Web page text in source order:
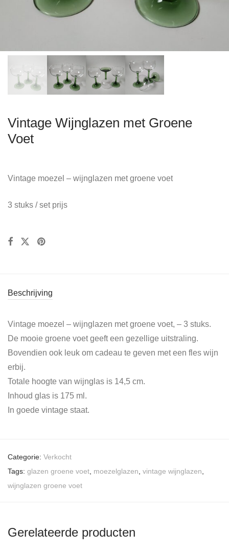
Vintage Wijnglazen met Groene
Voet
Vintage moezel – wijnglazen met groene voet
3 stuks / set prijs
Beschrijving
Vintage moezel – wijnglazen met groene voet, – 3 stuks.
De mooie groene voet geeft een gezellige uitstraling.
Bovendien ook leuk om cadeau te geven met een fles wijn
erbij.
Totale hoogte van wijnglas is 14,5 cm.
Inhoud glas is 175 ml.
In goede vintage staat.
Categorie: Verkocht
Tags: glazen groene voet moezelglazen vintage wijnglazen
wijnglazen groene voet
Gerelateerde producten